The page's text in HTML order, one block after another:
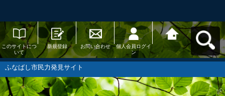
このサイトにつ
いて
新規登録 お問い合わせ
個人会員ログイ
ン
ふなばし市民力
発見サイトへ戻
る
ふなばし市民力発見サイト